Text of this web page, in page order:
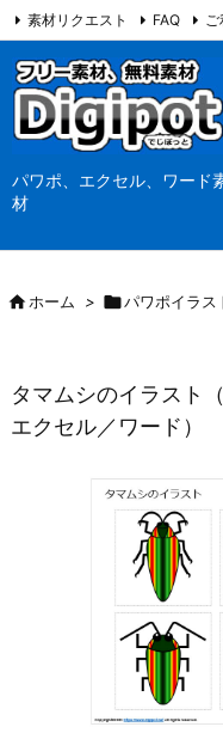
パワポ、エクセル、ワード
材
素材リクエスト FAQ
当サイト（Digipot.net）につ
ホーム > パワポイラス
タマムシのイラスト
エクセル／ワード）